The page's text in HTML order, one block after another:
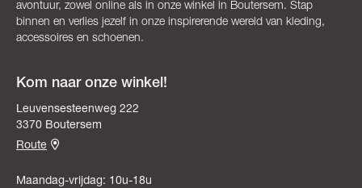
avontuur, zowel online als in onze winkel in Boutersem. Stap
binnen en verlies jezelf in onze inspirerende wereld van kleding,
accessoires en schoenen.
Kom naar onze winkel!
Leuvensesteenweg 222
3370 Boutersem
Route
Maandag-vrijdag: 10u-18u